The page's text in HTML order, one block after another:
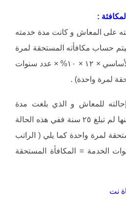
:
على المعاش و كانت مدة خدمته
حساب مكافأته المستحقة لمرة
واحدة كما يلي ( الراتب الأساسي × ١٢ × ١٠% × عدد سنوات
لمرة واحدة) .
للمعاش و الذي بلغت مدة
خدمته عشر سنوات و لكنها لم تبلغ ٢٥ سنة ففي هذه الحالة
لمرة واحدة كما يلي ( الراتب
سنوات الخدمة = المكافأة المستحقة
نت